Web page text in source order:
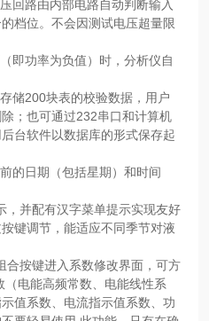
回路由内部电路自动判断输入
档位。不会因测试电压超量限
即功率为负值）时，分析仪自
储200块表的校验数据，用户
；也可通过232串口和计算机
台软件以数据库的形式保存起
的日期（包括星期）和时间
，并配有汉字菜单提示实现友好
键调节，能适应不同季节对液
合按键进入系数修改界面，可方
电能高频常数、电能线性系
值系数、电流指示值系数、功